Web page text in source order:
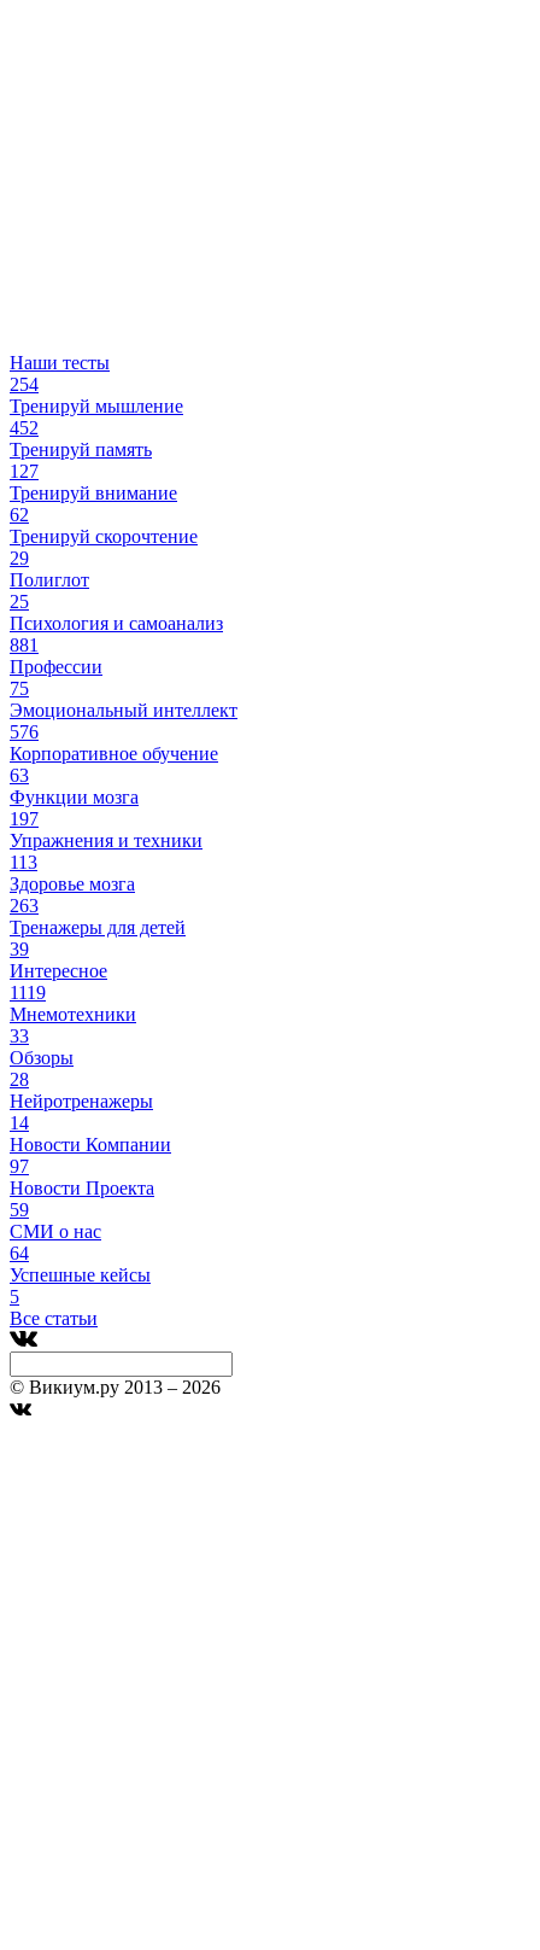
Наши тесты
254
Тренируй мышление
452
Тренируй память
127
Тренируй внимание
62
Тренируй скорочтение
29
Полиглот
25
Психология и самоанализ
881
Профессии
75
Эмоциональный интеллект
576
Корпоративное обучение
63
Функции мозга
197
Упражнения и техники
113
Здоровье мозга
263
Тренажеры для детей
39
Интересное
1119
Мнемотехники
33
Обзоры
28
Нейротренажеры
14
Новости Компании
97
Новости Проекта
59
СМИ о нас
64
Успешные кейсы
5
Все статьи
© Викиум.ру 2013 – 2026